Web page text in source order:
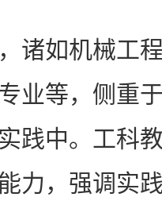
如机械工程
业等，侧重
践中。工科
力，强调实